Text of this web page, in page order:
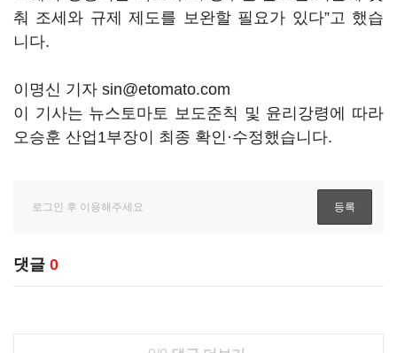
춰 조세와 규제 제도를 보완할 필요가 있다”고 했습
니다.
이명신 기자 sin@etomato.com
이 기사는 뉴스토마토 보도준칙 및 윤리강령에 따라
오승훈 산업1부장이 최종 확인·수정했습니다.
댓글 0